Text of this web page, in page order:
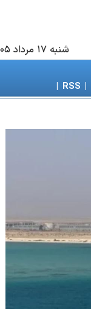
شنبه ۱۷ مرداد ۱۴۰۵
|
RSS
|